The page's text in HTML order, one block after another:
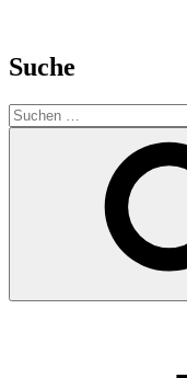
Suche
Suchen
nach: